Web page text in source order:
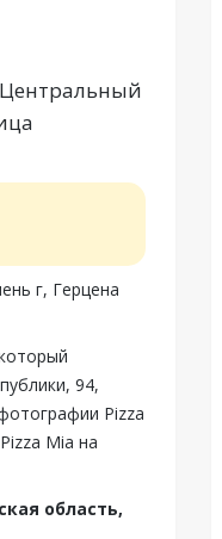
Центральный
г, Герцена
94,
Pizza
Mia на
область,